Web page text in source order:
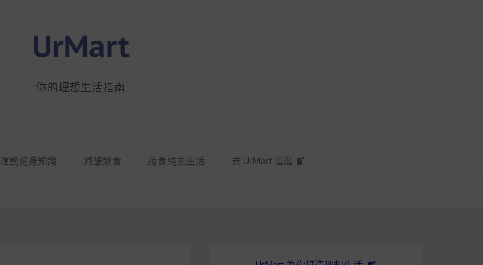
你的理想生活指南
運動健身知識 減醣飲食 蔬食純素生活 去 UrMart 逛逛